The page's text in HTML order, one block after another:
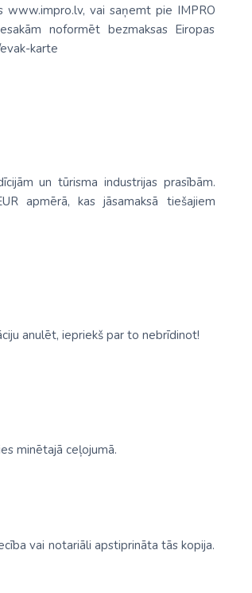
www.impro.lv, vai saņemt pie IMPRO
noformēt bezmaksas Eiropas
karte
un tūrisma industrijas prasībām.
apmērā, kas jāsamaksā tiešajiem
anulēt, iepriekš par to nebrīdinot!
minētajā ceļojumā.
vai notariāli apstiprināta tās kopija.